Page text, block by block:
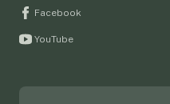
Facebook
YouTube